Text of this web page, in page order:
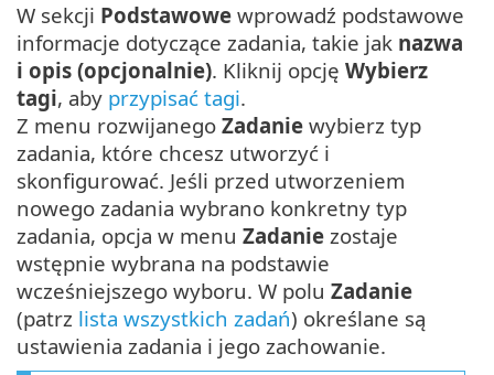
W sekcji Podstawowe wprowadź podstawowe
informacje dotyczące zadania, takie jak nazwa
i opis (opcjonalnie). Kliknij opcję Wybierz
tagi, aby przypisać tagi.
Z menu rozwijanego Zadanie wybierz typ
zadania, które chcesz utworzyć i
skonfigurować. Jeśli przed utworzeniem
nowego zadania wybrano konkretny typ
zadania, opcja w menu Zadanie zostaje
wstępnie wybrana na podstawie
wcześniejszego wyboru. W polu Zadanie
(patrz lista wszystkich zadań) określane są
ustawienia zadania i jego zachowanie.